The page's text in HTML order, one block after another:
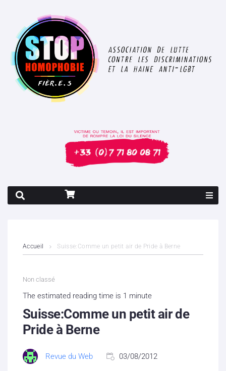
Nous soutenir
Boutique
Accueil Suisse:Comme un petit air de Pride à Berne
Non classé
The estimated reading time is 1 minute
Suisse:Comme un petit air de
Pride à Berne
Revue du Web 03/08/2012